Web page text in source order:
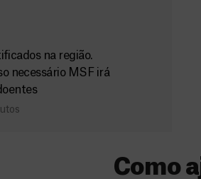
na região.
necessário MSF irá
Como